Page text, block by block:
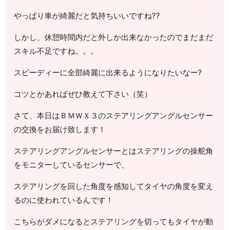
やっぱり車が綺麗だと気持ちいいですね??
しかし、休憩時間内だと外しか出来なかったのでまだまだ
スキル不足ですね。。。
スピーディーに全部綺麗に出来るようになりたいなー?
コツとかあればぜひ教えて下さい（笑）
さて、本日はＢＭＷＸ３のステアリングアングルセンサー
の交換をお届け致します！
ステアリングアングルセンサーとはステアリングの操舵角
をモニターしているセンサーで、
ステアリングを回した角度を感知してタイヤの角度を変え
るのに使われているんです！
こちらがダメになるとステアリングを切ってもタイヤが動